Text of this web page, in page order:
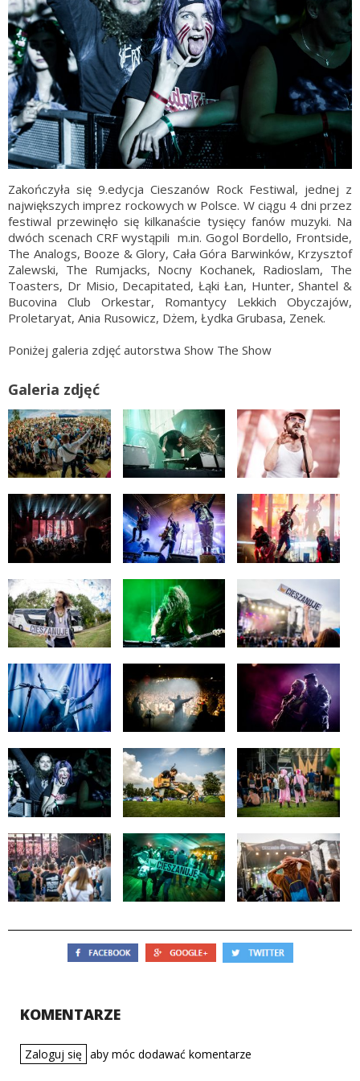
Zakończyła się 9.edycja Cieszanów Rock Festiwal, jednej z
największych imprez rockowych w Polsce. W ciągu 4 dni przez
festiwal przewinęło się kilkanaście tysięcy fanów muzyki. Na
dwóch scenach CRF wystąpili m.in. Gogol Bordello, Frontside,
The Analogs, Booze & Glory, Cała Góra Barwinków, Krzysztof
Zalewski, The Rumjacks, Nocny Kochanek, Radioslam, The
Toasters, Dr Misio, Decapitated, Łąki Łan, Hunter, Shantel &
Bucovina Club Orkestar, Romantycy Lekkich Obyczajów,
Proletaryat, Ania Rusowicz, Dżem, Łydka Grubasa, Zenek.
Poniżej galeria zdjęć autorstwa Show The Show
Galeria zdjęć
KOMENTARZE
Zaloguj się aby móc dodawać komentarze